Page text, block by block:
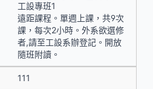
工設專班1
遠距課程。單週上課，共9次
課，每次2小時。外系欲選修
者,請至工設系辦登記。開放
隨班附讀。
111